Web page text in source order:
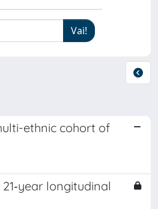
ethnic cohort of
longitudinal